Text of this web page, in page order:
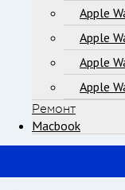
Apple
Apple
Apple
Apple
Ремонт
Macbook